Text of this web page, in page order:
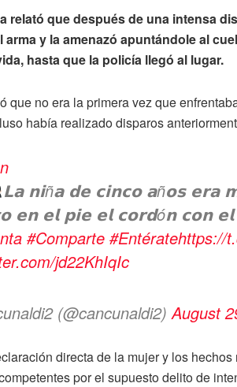
relató que después de una intensa
arma y la amenazó apuntándole al
hasta que la policía llegó al lugar.
que no era la primera vez que
había realizado disparos
𝗟𝗮 𝗻𝗶ñ𝗮 𝗱𝗲 𝗰𝗶𝗻𝗰𝗼 𝗮ñ𝗼𝘀 𝗲𝗿𝗮
𝗲𝗻 𝗲𝗹 𝗽𝗶𝗲 𝗲𝗹 𝗰𝗼𝗿𝗱ó𝗻 𝗰𝗼𝗻
#Comparte #Entératehttps://
jd22KhIqIc
(@cancunaldi2) August
directa de la mujer y los
por el supuesto delito de